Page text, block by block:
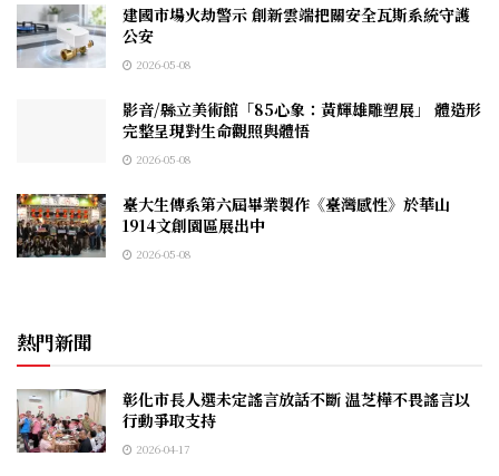
建國市場火劫警示 創新雲端把關安全瓦斯系統守護
公安
2026-05-08
影音/縣立美術館「85心象：黃輝雄雕塑展」 體造形
完整呈現對生命觀照與體悟
2026-05-08
臺大生傳系第六屆畢業製作《臺灣感性》於華山
1914文創園區展出中
2026-05-08
熱門新聞
彰化市長人選未定謠言放話不斷 温芝樺不畏謠言以
行動爭取支持
2026-04-17